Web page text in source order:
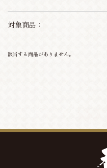
対象商品：
該当する商品がありません。